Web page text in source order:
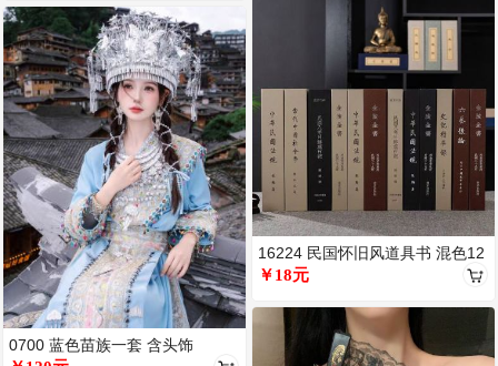
0700 蓝色苗族一套 含头饰
16224 民国怀旧风道具书 混色12
本
￥18元